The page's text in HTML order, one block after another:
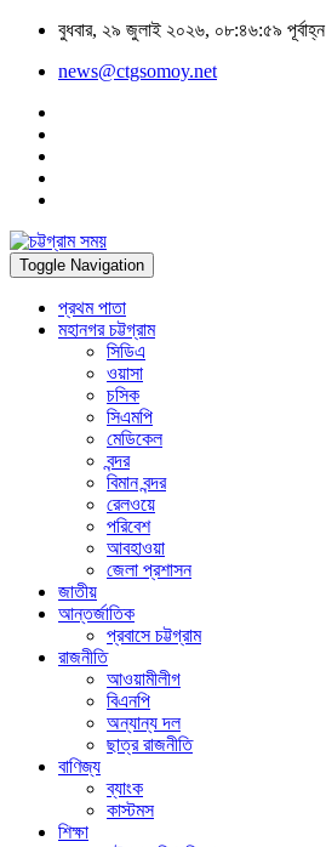
বুধবার, ২৯ জুলাই ২০২৬, ০৮:৪৬:৫৯ পূর্বাহ্ন
news@ctgsomoy.net
Toggle Navigation
প্রথম পাতা
মহানগর চট্টগ্রাম
সিডিএ
ওয়াসা
চসিক
সিএমপি
মেডিকেল
বন্দর
বিমান বন্দর
রেলওয়ে
পরিবেশ
আবহাওয়া
জেলা প্রশাসন
জাতীয়
আন্তর্জাতিক
প্রবাসে চট্টগ্রাম
রাজনীতি
আওয়ামীলীগ
বিএনপি
অন্যান্য দল
ছাত্র রাজনীতি
বাণিজ্য
ব্যাংক
কাস্টমস
শিক্ষা